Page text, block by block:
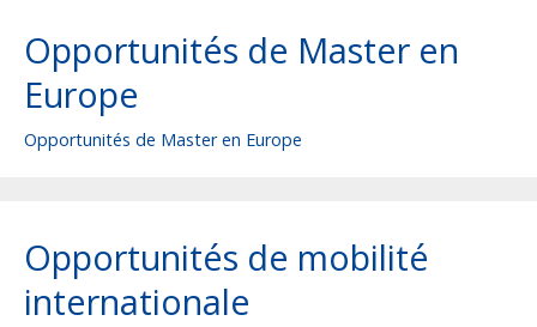
Opportunités de Master en
Europe
Opportunités de Master en Europe
Opportunités de mobilité
internationale